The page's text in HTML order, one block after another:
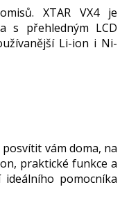
XTAR VX4 je
s přehledným LCD
Li-ion i Ni-
vám doma, na
praktické funkce a
pomocníka